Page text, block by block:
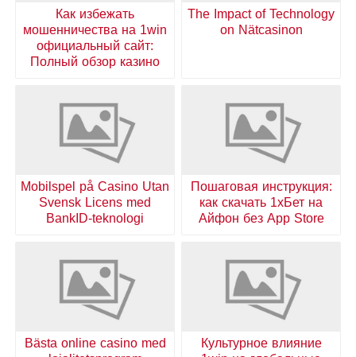
The Impact of Technology
on Nätcasinon
Как избежать
мошенничества на 1win
официальный сайт:
Полный обзор казино
Пошаговая инструкция:
как скачать 1хБет на
Айфон без App Store
Mobilspel på Casino Utan
Svensk Licens med
BankID-teknologi
Культурное влияние
Bästa online casino med